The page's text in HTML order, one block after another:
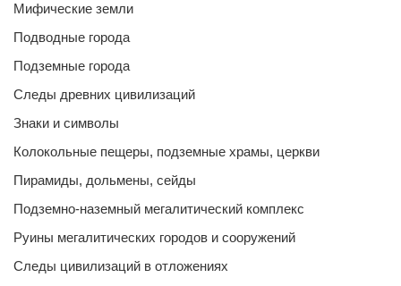
Мифические земли
Подводные города
Подземные города
Следы древних цивилизаций
Знаки и символы
Колокольные пещеры, подземные храмы, церкви
Пирамиды, дольмены, сейды
Подземно-наземный мегалитический комплекс
Руины мегалитических городов и сооружений
Следы цивилизаций в отложениях